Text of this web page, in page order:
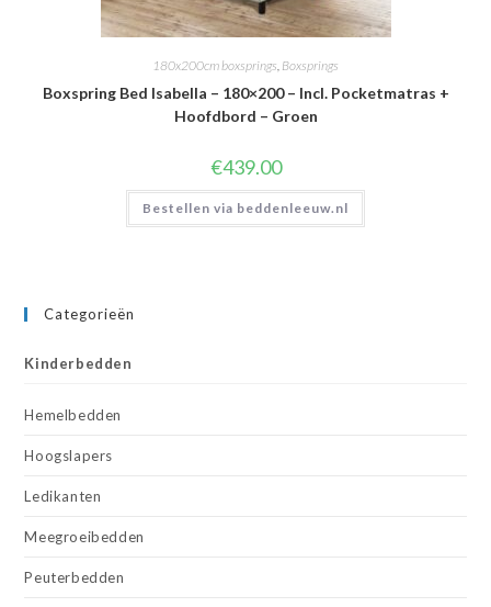
180x200cm boxsprings, Boxsprings
Boxspring Bed Isabella – 180×200 – Incl. Pocketmatras +
Hoofdbord – Groen
€439.00
Bestellen via beddenleeuw.nl
Categorieën
Kinderbedden
Hemelbedden
Hoogslapers
Ledikanten
Meegroeibedden
Peuterbedden